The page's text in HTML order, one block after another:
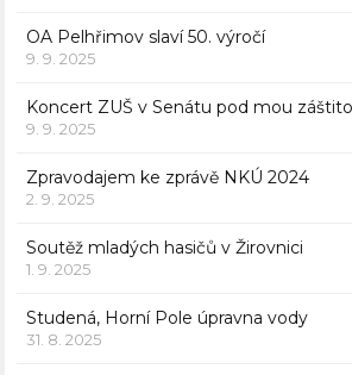
OA Pelhřimov slaví 50. výročí
9. 9. 2025
Koncert ZUŠ v Senátu pod mou
9. 9. 2025
Zpravodajem ke zprávě NKÚ 2024
2. 9. 2025
Soutěž mladých hasičů v Žirovnici
1. 9. 2025
Studená, Horní Pole úpravna vody
31. 8. 2025